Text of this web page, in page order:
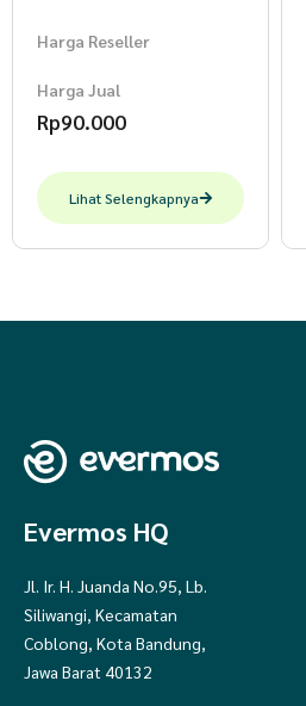
Harga Reseller
Harga Jual
Rp90.000
Lihat Selengkapnya
Evermos HQ
Jl. Ir. H. Juanda No.95, Lb.
Siliwangi, Kecamatan
Coblong, Kota Bandung,
Jawa Barat 40132